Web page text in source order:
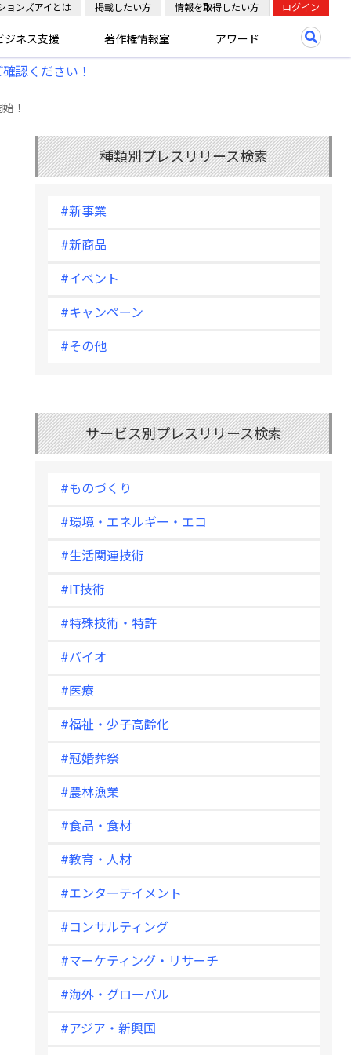
ジネス支援 著作権情報室 アワード
ョンズアイとは 掲載したい方 情報を取得したい方 ログイン
認ください！
！
種類別プレスリリース検索
#新事業
#新商品
#イベント
#キャンペーン
#その他
サービス別プレスリリース検索
#ものづくり
#環境・エネルギー・エコ
#生活関連技術
#IT技術
#特殊技術・特許
#バイオ
#医療
#福祉・少子高齢化
#冠婚葬祭
#農林漁業
#食品・食材
#教育・人材
#エンターテイメント
#コンサルティング
#マーケティング・リサーチ
#海外・グローバル
#アジア・新興国